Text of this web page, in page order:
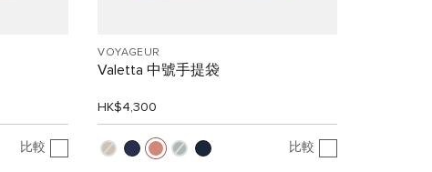
比較
VOYAGEUR
Valetta 中號手提袋
HK$4,300
比較